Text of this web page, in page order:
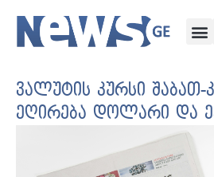
ვალუტის კურსი შაბათ-
ეღირება დოლარი და